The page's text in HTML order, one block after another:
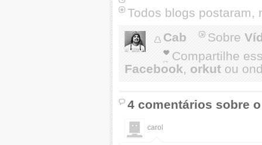
Todos blogs
Cab
Sobre
Compartilhe
Facebook, orkut ou
4 comentários sobre
carol